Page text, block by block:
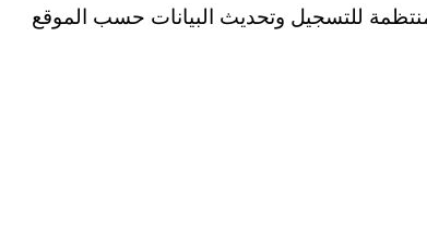
للتسجيل وتحديث البيانات حسب الموقع